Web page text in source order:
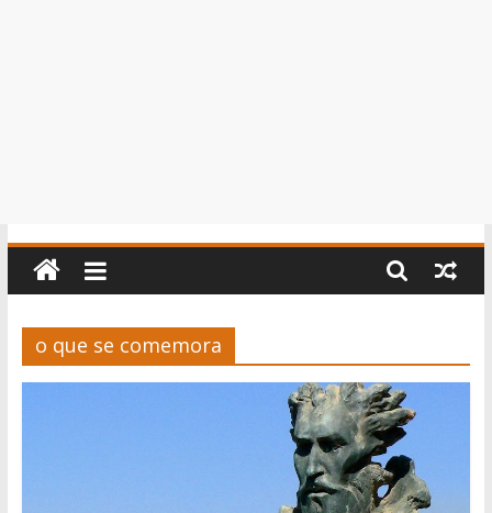
o que se comemora